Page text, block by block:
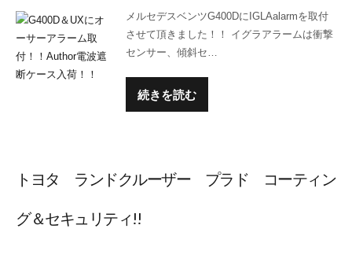
メルセデスベンツG400DにIGLAalarmを取付
させて頂きました！！ イグラアラームは衝撃
センサー、傾斜セ…
続きを読む
トヨタ ランドクルーザー プラド コーティン
グ＆セキュリティ!!